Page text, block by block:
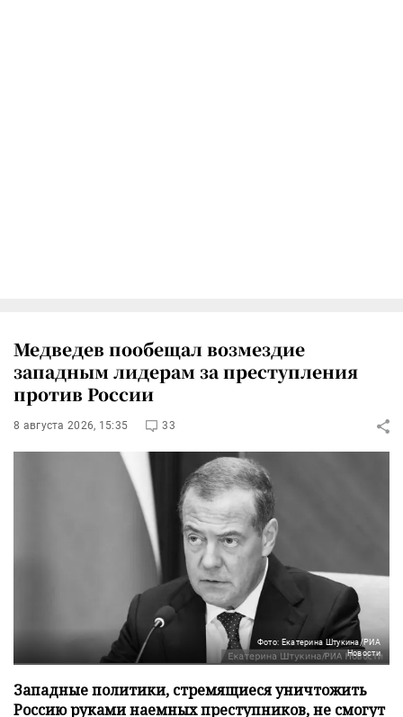
Медведев пообещал возмездие
западным лидерам за преступления
против России
8 августа 2026, 15:35 33
Фото: Екатерина Штукина/РИА
Новости
Западные политики, стремящиеся уничтожить
Россию руками наемных преступников, не смогут